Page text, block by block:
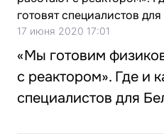
17 июня 2020 17:01
«Мы готовим
с реактором». Где и
специалистов для